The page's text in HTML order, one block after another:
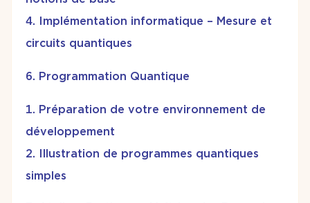
Implémentation informatique – Mesure et
circuits quantiques
Programmation Quantique
Préparation de votre environnement de
développement
Illustration de programmes quantiques
simples